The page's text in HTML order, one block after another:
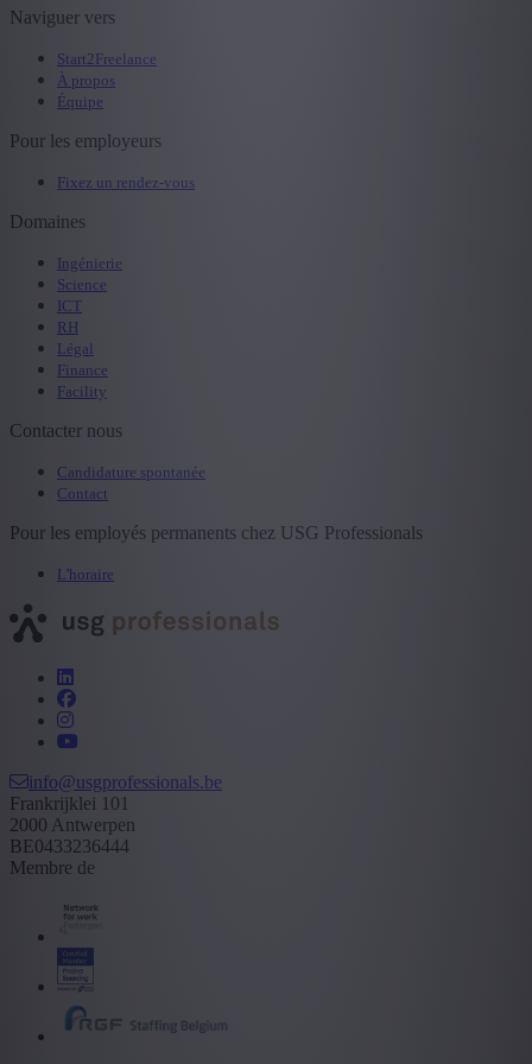
Naviguer vers
Start2Freelance
À propos
Équipe
Pour les employeurs
Fixez un rendez-vous
Domaines
Ingénierie
Science
ICT
RH
Légal
Finance
Facility
Contacter nous
Candidature spontanée
Contact
Pour les employés permanents chez USG Professionals
L'horaire
info@usgprofessionals.be
Frankrijklei 101
2000 Antwerpen
BE0433236444
Membre de